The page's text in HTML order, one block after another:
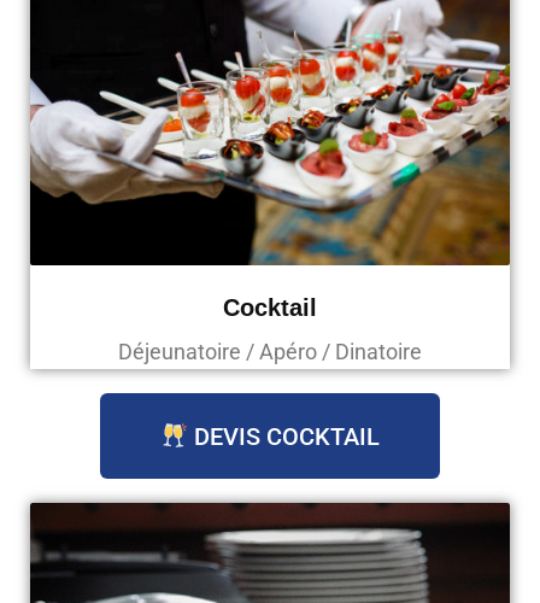
Cocktail
Déjeunatoire / Apéro / Dinatoire
DEVIS COCKTAIL